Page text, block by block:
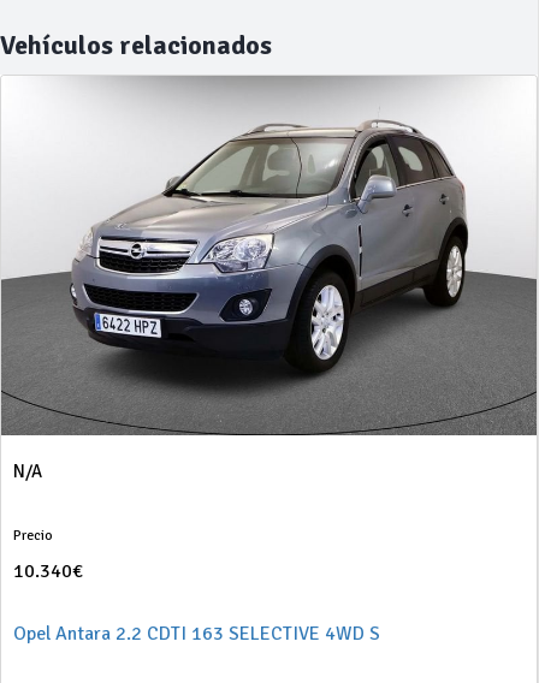
Vehículos relacionados
N/A
Precio
10.340€
Opel Antara 2.2 CDTI 163 SELECTIVE 4WD S